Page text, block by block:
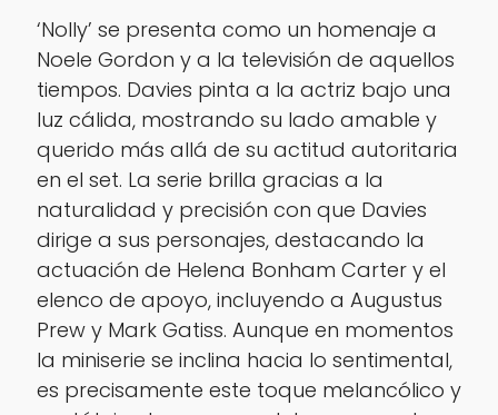
‘Nolly’ se presenta como un homenaje a
Noele Gordon y a la televisión de aquellos
tiempos. Davies pinta a la actriz bajo una
luz cálida, mostrando su lado amable y
querido más allá de su actitud autoritaria
en el set. La serie brilla gracias a la
naturalidad y precisión con que Davies
dirige a sus personajes, destacando la
actuación de Helena Bonham Carter y el
elenco de apoyo, incluyendo a Augustus
Prew y Mark Gatiss. Aunque en momentos
la miniserie se inclina hacia lo sentimental,
es precisamente este toque melancólico y